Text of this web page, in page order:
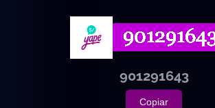
901291643
Copiar